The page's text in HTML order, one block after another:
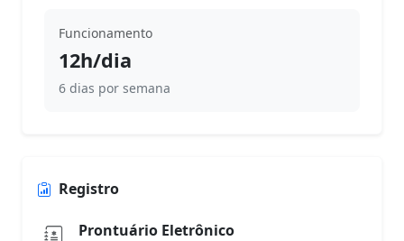
Funcionamento
12h/dia
6 dias por semana
Registro
Prontuário Eletrônico